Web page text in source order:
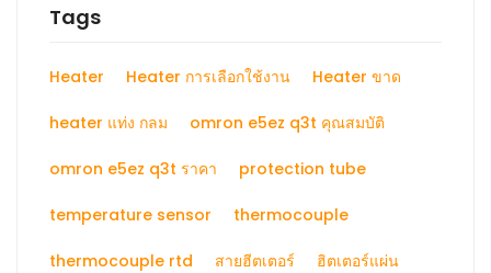
Tags
Heater Heater การเลือกใช้งาน Heater ขาด
heater แท่ง กลม omron e5ez q3t คุณสมบัติ
omron e5ez q3t ราคา protection tube
temperature sensor thermocouple
thermocouple rtd สายฮีตเตอร์ ฮิตเตอร์แผ่น